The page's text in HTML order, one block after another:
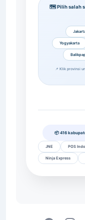
🗺️ Pilih salah
Yogyakarta
📌 Klik provinsi
📦 416
JNE POS
Ninja Express